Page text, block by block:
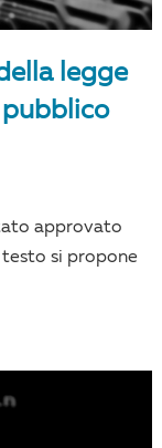
legge
approvato
testo si propone